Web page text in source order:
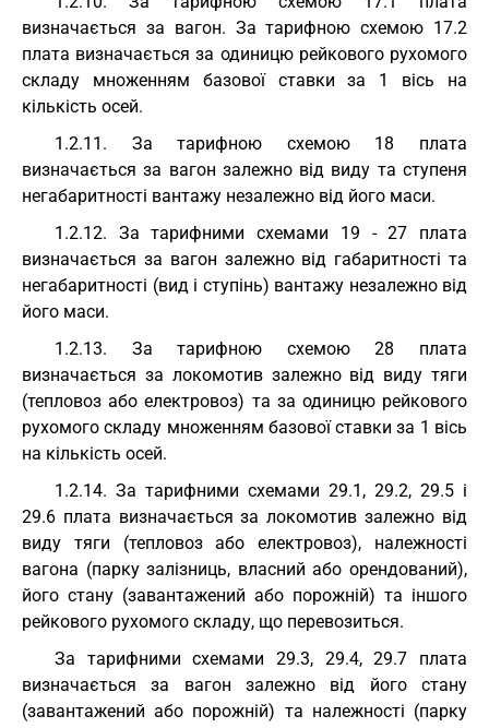
визначається за вагон. За тарифною схемою 17.2
плата визначається за одиницю рейкового рухомого
складу множенням базової ставки за 1 вісь на
кількість осей.
1.2.11. За тарифною схемою 18 плата
визначається за вагон залежно від виду та ступеня
негабаритності вантажу незалежно від його маси.
1.2.12. За тарифними схемами 19 - 27 плата
визначається за вагон залежно від габаритності та
негабаритності (вид і ступінь) вантажу незалежно від
його маси.
1.2.13. За тарифною схемою 28 плата
визначається за локомотив залежно від виду тяги
(тепловоз або електровоз) та за одиницю рейкового
рухомого складу множенням базової ставки за 1 вісь
на кількість осей.
1.2.14. За тарифними схемами 29.1, 29.2, 29.5 і
29.6 плата визначається за локомотив залежно від
виду тяги (тепловоз або електровоз), належності
вагона (парку залізниць, власний або орендований),
його стану (завантажений або порожній) та іншого
рейкового рухомого складу, що перевозиться.
За тарифними схемами 29.3, 29.4, 29.7 плата
визначається за вагон залежно від його стану
(завантажений або порожній) та належності (парку